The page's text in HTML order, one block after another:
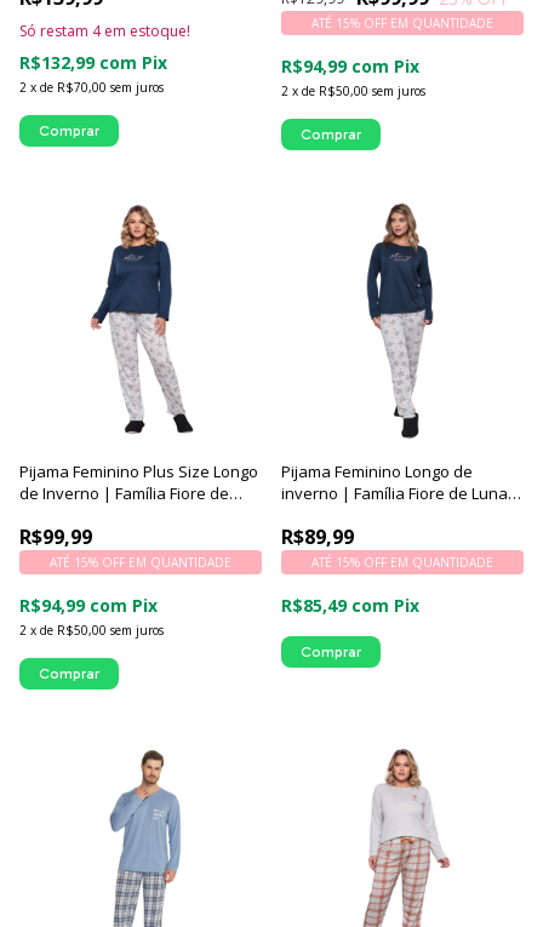
2 x de R$70,00 sem juros
R$132,99 com Pix
Só restam 4em estoque!
Comprar
2 x de R$50,00 sem juros
ATÉ 15% OFF EM QUANTIDADE
R$94,99 com Pix
Comprar
Pijama Feminino Plus Size Longo
de Inverno | Família Fiore de
R$99,99
2 x de R$50,00 sem juros
ATÉ 15% OFF EM QUANTIDADE
R$94,99 com Pix
Comprar
Pijama Feminino Longo de
inverno | Família Fiore de Luna -
R$89,99
ATÉ 15% OFF EM QUANTIDADE
R$85,49 com Pix
Comprar